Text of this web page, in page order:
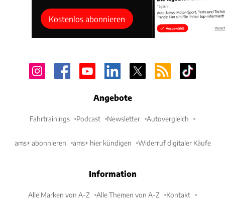
Kostenlos abonnieren
Angebote
Fahrtrainings Podcast Newsletter Autovergleich
ams+ abonnieren ams+ hier kündigen Widerruf digitaler Käufe
Information
Alle Marken von A-Z Alle Themen von A-Z Kontakt